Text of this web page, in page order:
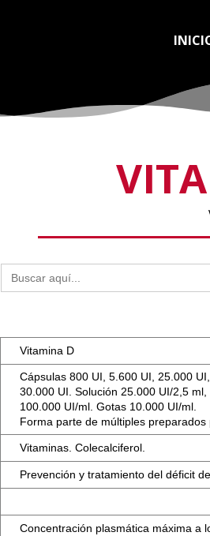
Buscar:
Vitamina D
Cápsulas 800 UI, 5.600 UI, 25.000
30.000 UI. Solución 25.000 UI/2,5
100.000 UI/ml. Gotas 10.000 UI/ml.
Forma parte de múltiples preparados
Vitaminas. Colecalciferol.
Prevención y tratamiento del déficit
Concentración plasmática máxima a